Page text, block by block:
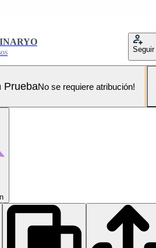
Seguir
PruebaNo se requiere atribución!